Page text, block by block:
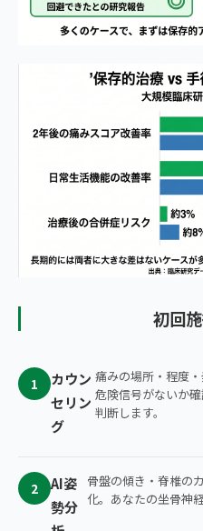
初回
1
カウン
セリン
グ
痛みの場所・程度・
危険信号がないか
判断します。
2
AI姿
勢分
骨盤の傾き・脊椎の
化。あなたの坐骨神